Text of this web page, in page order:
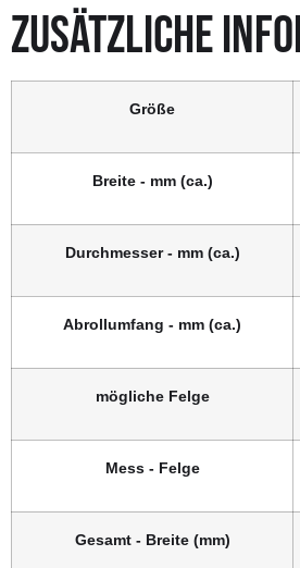
Menge
ZUSÄTZLICHE
Größe
Breite - mm (ca.)
Durchmesser - mm (ca.)
Abrollumfang - mm (ca.)
mögliche Felge
Mess - Felge
Gesamt - Breite (mm)